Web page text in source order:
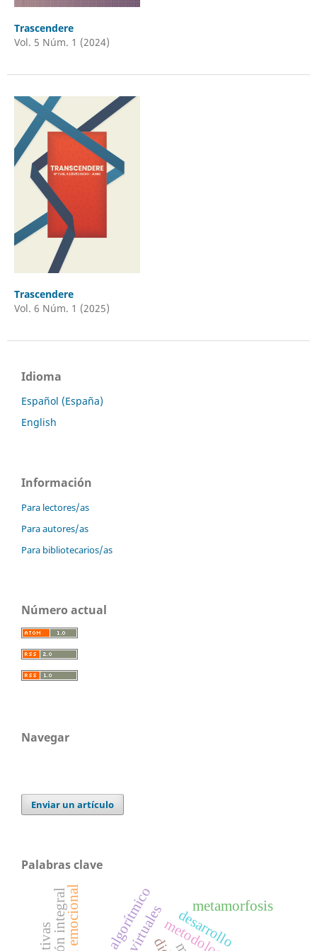
Trascendere
Vol. 5 Núm. 1 (2024)
Trascendere
Vol. 6 Núm. 1 (2025)
Idioma
Español (España)
English
Información
Para lectores/as
Para autores/as
Para bibliotecarios/as
Número actual
Navegar
Enviar un artículo
Palabras clave
desarrollo
metamorfosis